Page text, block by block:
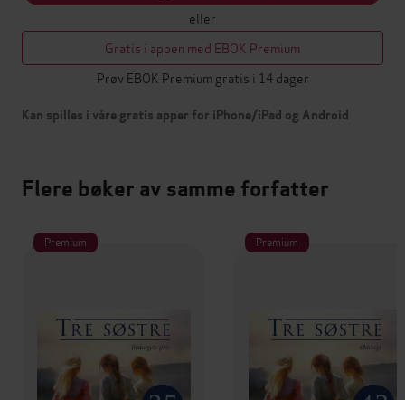
eller
Gratis i appen med EBOK Premium
Prøv EBOK Premium gratis i 14 dager
Kan spilles i våre gratis apper for iPhone/iPad og Android
Flere bøker av samme forfatter
Premium Premium